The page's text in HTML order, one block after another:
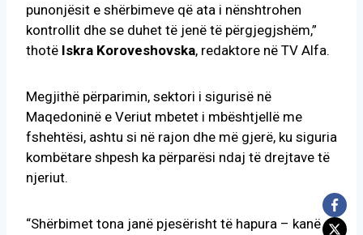
punonjësit e shërbimeve që ata i nënshtrohen
kontrollit dhe se duhet të jenë të përgjegjshëm,”
thotë Iskra Koroveshovska, redaktore në TV Alfa.
Megjithë përparimin, sektori i sigurisë në
Maqedoninë e Veriut mbetet i mbështjellë me
fshehtësi, ashtu si në rajon dhe më gjerë, ku siguria
kombëtare shpesh ka përparësi ndaj të drejtave të
njeriut.
“Shërbimet tona janë pjesërisht të hapura – kanë